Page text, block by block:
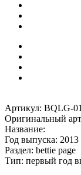
Артикул: BQLG-01
Оригинальный
Название:
Год выпуска: 2013
Раздел: bettie page
Тип: первый год